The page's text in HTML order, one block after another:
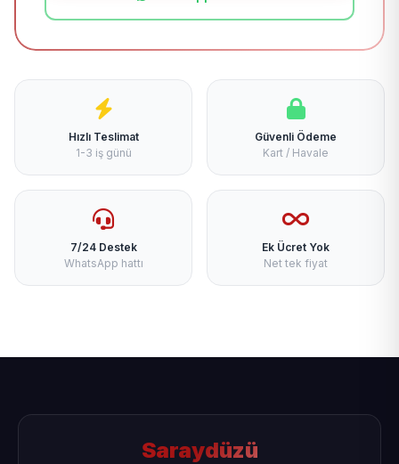
Hızlı Teslimat
1-3 iş günü
Güvenli Ödeme
Kart / Havale
7/24 Destek
WhatsApp hattı
Ek Ücret Yok
Net tek fiyat
Saraydüzü